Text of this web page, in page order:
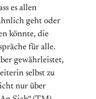
es allen
geht oder
könnte, die
für alle.
gewährleistet,
selbst zu
nur über